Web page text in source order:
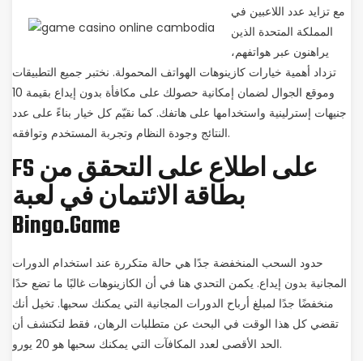
مع تزايد عدد اللاعبين في
المملكة المتحدة الذين
يراهنون عبر هواتفهم،
تزداد أهمية خيارات كازينوهات الهواتف المحمولة. نختبر جميع التطبيقات
وموقع الجوال لضمان إمكانية حصولك على مكافأة بدون إيداع بقيمة 10
جنيهات إسترلينية واستخدامها على هاتفك. كما نقيّم كل خيار بناءً على عدد
النتائج وجودة النظام وتجربة المستخدم وتوافقه.
FS على اطلاع على التحقق من
بطاقة الائتمان في لعبة
Bingo.Game
حدود السحب المنخفضة جدًا هي حالة متكررة عند استخدام الدورات
المجانية بدون إيداع. يكمن التحدي هنا في أن الكازينوهات غالبًا ما تضع حدًا
منخفضًا جدًا لمبلغ أرباح الدورات المجانية التي يمكنك سحبها. تخيل أنك
تقضي كل هذا الوقت في البحث عن متطلبات الرهان، فقط لتكتشف أن
الحد الأقصى لعدد المكافآت التي يمكنك سحبها هو 20 يورو.